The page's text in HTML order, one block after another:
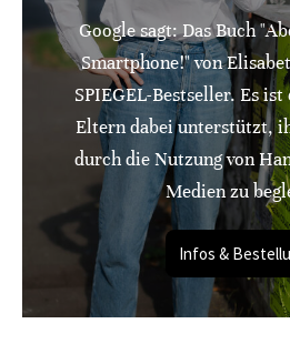
Google sagt: Das Buch
Smartphone!" von
SPIEGEL-Bestseller. Es
Eltern dabei unterstützt,
durch die Nutzung von
Medien zu
Infos &